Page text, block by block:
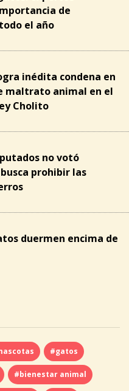
de
el año
inédita condena en
maltrato animal en el
Cholito
no votó
prohibir las
duermen encima de
#gatos
#bienestar animal